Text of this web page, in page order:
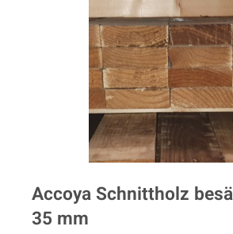
Accoya Schnittholz
35 mm